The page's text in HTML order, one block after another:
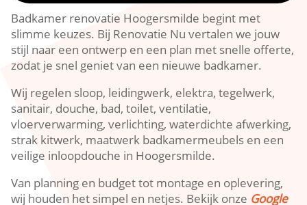
Badkamer renovatie Hoogersmilde begint met
slimme keuzes. Bij Renovatie Nu vertalen we jouw
stijl naar een ontwerp en een plan met snelle offerte,
zodat je snel geniet van een nieuwe badkamer.
Wij regelen sloop, leidingwerk, elektra, tegelwerk,
sanitair, douche, bad, toilet, ventilatie,
vloerverwarming, verlichting, waterdichte afwerking,
strak kitwerk, maatwerk badkamermeubels en een
veilige inloopdouche in Hoogersmilde.
Van planning en budget tot montage en oplevering,
wij houden het simpel en netjes. Bekijk onze Google